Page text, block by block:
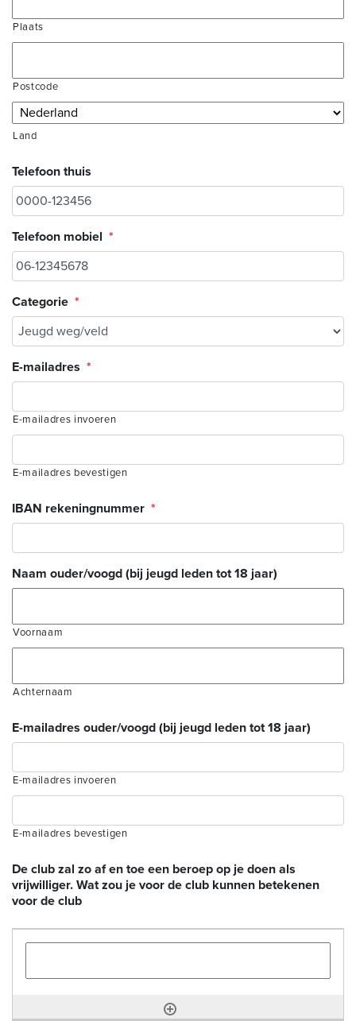
Plaats
Postcode
Land
Telefoon thuis
Telefoon mobiel *
Categorie *
E-mailadres *
E-mailadres invoeren
E-mailadres bevestigen
IBAN rekeningnummer *
Naam ouder/voogd (bij jeugd leden tot 18 jaar)
Voornaam
Achternaam
E-mailadres ouder/voogd (bij jeugd leden tot 18 jaar)
E-mailadres invoeren
E-mailadres bevestigen
De club zal zo af en toe een beroep op je doen als
vrijwilliger. Wat zou je voor de club kunnen betekenen
voor de club